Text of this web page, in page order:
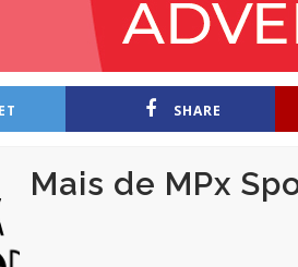
SHARE
Mais de MPx